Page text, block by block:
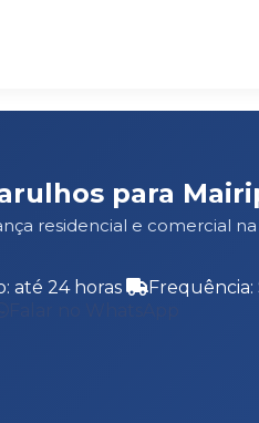
para
residencial e comercial
até 24 horas